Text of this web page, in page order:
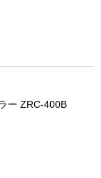
ー ZRC-400B